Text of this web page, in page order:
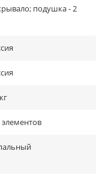
подушка - 2
элементов